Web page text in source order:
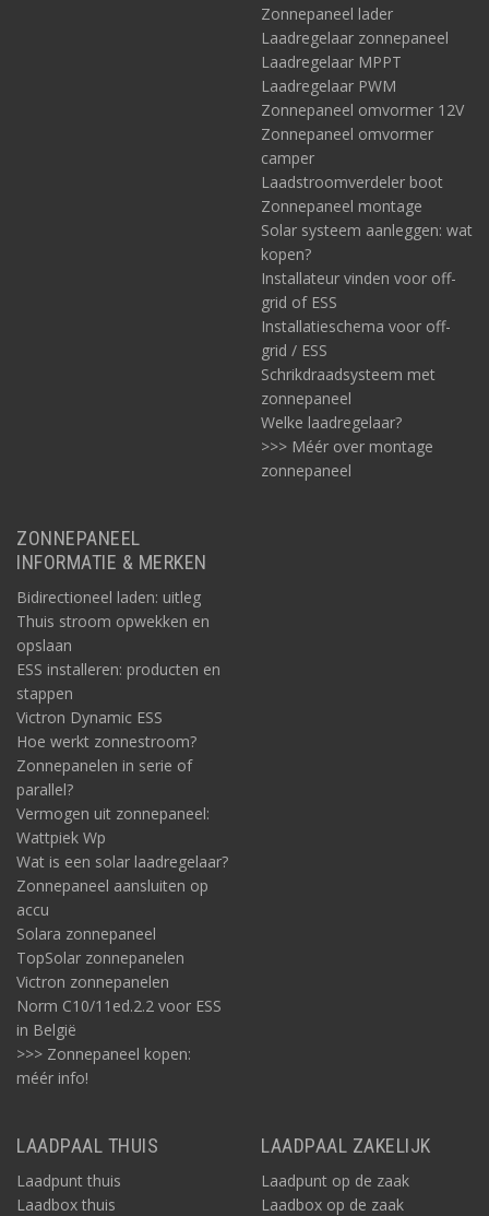
Zonnepaneel lader
Laadregelaar zonnepaneel
Laadregelaar MPPT
Laadregelaar PWM
Zonnepaneel omvormer 12V
Zonnepaneel omvormer
camper
Laadstroomverdeler boot
Zonnepaneel montage
Solar systeem aanleggen: wat
kopen?
Installateur vinden voor off-
grid of ESS
Installatieschema voor off-
grid / ESS
Schrikdraadsysteem met
zonnepaneel
Welke laadregelaar?
>>> Méér over montage
zonnepaneel
ZONNEPANEEL
INFORMATIE & MERKEN
Bidirectioneel laden: uitleg
Thuis stroom opwekken en
opslaan
ESS installeren: producten en
stappen
Victron Dynamic ESS
Hoe werkt zonnestroom?
Zonnepanelen in serie of
parallel?
Vermogen uit zonnepaneel:
Wattpiek Wp
Wat is een solar laadregelaar?
Zonnepaneel aansluiten op
accu
Solara zonnepaneel
TopSolar zonnepanelen
Victron zonnepanelen
Norm C10/11ed.2.2 voor ESS
in België
>>> Zonnepaneel kopen:
méér info!
LAADPAAL THUIS
Laadpunt thuis
Laadbox thuis
LAADPAAL ZAKELIJK
Laadpunt op de zaak
Laadbox op de zaak